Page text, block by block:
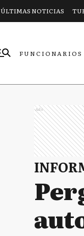
ÚLTIMAS NOTICIAS
FUNCIONARIOS
Ads